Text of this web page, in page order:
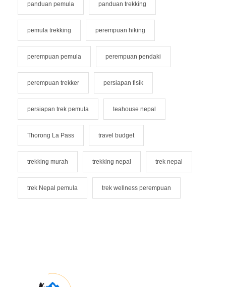
panduan pemula panduan trekking
pemula trekking perempuan hiking
perempuan pemula perempuan pendaki
perempuan trekker persiapan fisik
persiapan trek pemula teahouse nepal
Thorong La Pass travel budget
trekking murah trekking nepal trek nepal
trek Nepal pemula trek wellness perempuan